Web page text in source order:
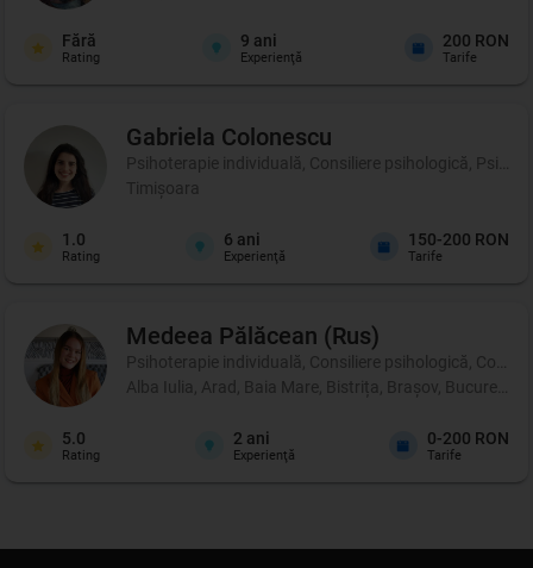
Fără
Rating
9 ani
Experienţă
200 RON
Tarife
Gabriela Colonescu
Psihoterapie individuală, Consiliere psihologică,
Timișoara
1.0
Rating
6 ani
Experienţă
150-200 RON
Tarife
Medeea Pălăcean (Rus)
Psihoterapie individuală, Consiliere psihologică,
Alba Iulia, Arad, Baia Mare, Bistrița, Brașov, București,
5.0
Rating
2 ani
Experienţă
0-200 RON
Tarife